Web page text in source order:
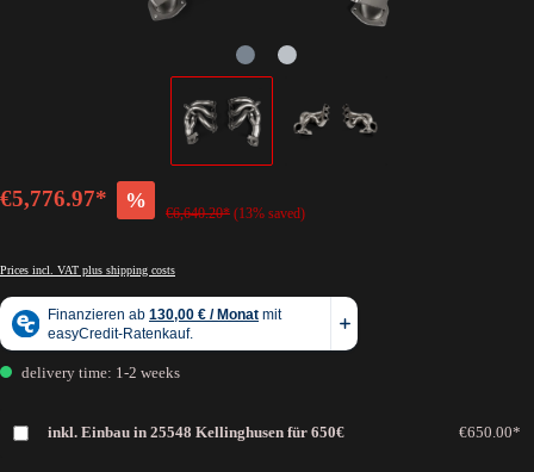
€5,776.97* %
€6,640.20* (13% saved)
Prices incl. VAT plus shipping costs
delivery time: 1-2 weeks
inkl. Einbau in 25548 Kellinghusen für 650€ €650.00*